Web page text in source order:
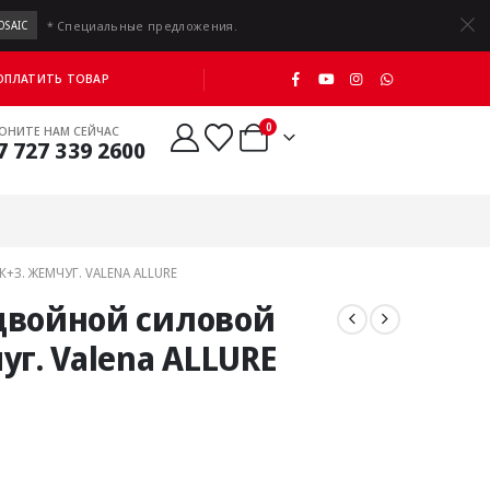
* Специальные предложения.
ТОВАР
НАМ СЕЙЧАС
727 339 2600
0
VALENA ALLURE
силовой
Valena ALLURE